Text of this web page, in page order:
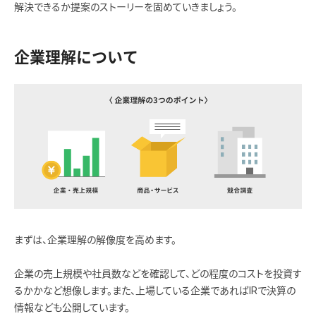
解決できるか提案のストーリーを固めていきましょう。
企業理解について
まずは、企業理解の解像度を高めます。
企業の売上規模や社員数などを確認して、どの程度のコストを投資す
るかかなど想像します。また、上場している企業であればIRで決算の
情報なども公開しています。